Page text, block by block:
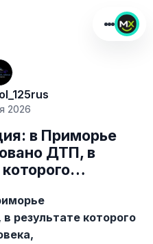
2026
в Приморье
ДТП, в
которого…
результате которого